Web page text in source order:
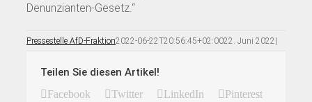
Denunzianten-Gesetz.“
Pressestelle AfD-Fraktion2022-06-22T20:56:45+02:0022. Juni 2022 |
Teilen Sie diesen Artikel!
Facebook Twitter LinkedIn
Pinterest